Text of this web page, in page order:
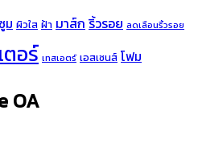
ซูม ผิวใส ฝ้า มาส์ก ริ้วรอย ลดเลือนริ้วรอย
ตอร์ เทสเอตร์ เอสเซนส์ โฟม
OA